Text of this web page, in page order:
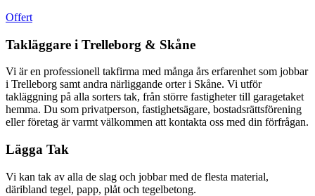
Offert
Takläggare i Trelleborg & Skåne
Vi är en professionell takfirma med många års erfarenhet som jobbar
i Trelleborg samt andra närliggande orter i Skåne. Vi utför
takläggning på alla sorters tak, från större fastigheter till garagetaket
hemma. Du som privatperson, fastighetsägare, bostadsrättsförening
eller företag är varmt välkommen att kontakta oss med din förfrågan.
Lägga Tak
Vi kan tak av alla de slag och jobbar med de flesta material,
däribland tegel, papp, plåt och tegelbetong.